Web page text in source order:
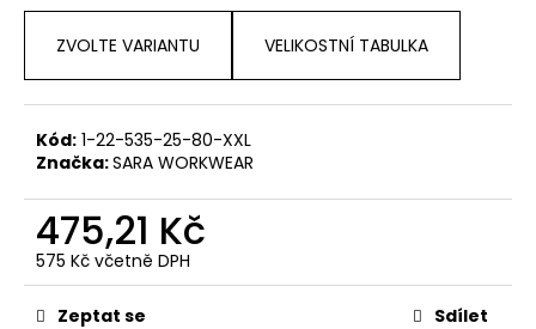
ZVOLTE VARIANTU VELIKOSTNÍ TABULKA
Kód: 1-22-535-25-80-XXL
Značka:SARA WORKWEAR
475,21 Kč
575 Kč včetně DPH
Měrná
cena:Zeptat se Sdílet
o
o
r
č
u
j
e
m
e